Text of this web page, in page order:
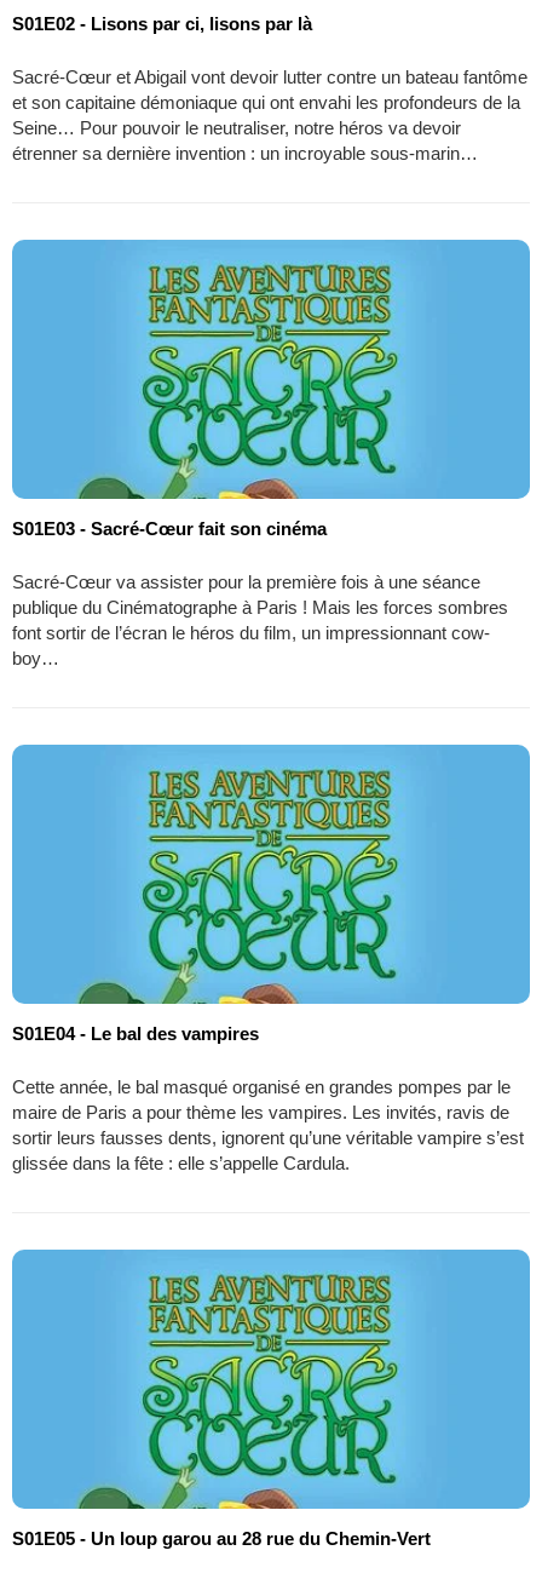
S01E02 - Lisons par ci, lisons par là
Sacré-Cœur et Abigail vont devoir lutter contre un bateau fantôme
et son capitaine démoniaque qui ont envahi les profondeurs de la
Seine… Pour pouvoir le neutraliser, notre héros va devoir
étrenner sa dernière invention : un incroyable sous-marin…
S01E03 - Sacré-Cœur fait son cinéma
Sacré-Cœur va assister pour la première fois à une séance
publique du Cinématographe à Paris ! Mais les forces sombres
font sortir de l’écran le héros du film, un impressionnant cow-
boy…
S01E04 - Le bal des vampires
Cette année, le bal masqué organisé en grandes pompes par le
maire de Paris a pour thème les vampires. Les invités, ravis de
sortir leurs fausses dents, ignorent qu’une véritable vampire s’est
glissée dans la fête : elle s’appelle Cardula.
S01E05 - Un loup garou au 28 rue du Chemin-Vert